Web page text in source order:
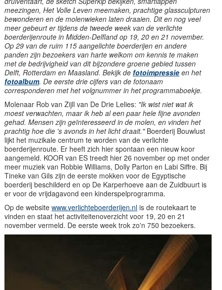
meezingen, Het Volle Leven meemaken, prachtige glassculpturen
bewonderen en de molenwieken laten draaien. Dit en nog veel
meer gebeurt er tijdens de tweede week van de verlichte
boerderijenroute in Midden-Delfland op 19, 20 en 21 november.
Op 29 van de ruim 115 aangelichte boerderijen en andere
panden zijn bezoekers van harte welkom om kennis te maken
met de bedrijvigheid van dit bijzondere groene gebied tussen
Delft, Rotterdam en Maasland. Bekijk de fotoimpressie en het
fotoalbum. De eerste drie cijfers van de fotonaam
corresponderen met het volgnummer in het programmaboekje.
Molenaar Rob van Zijll van De Drie Lelies: "Ik wist niet wat ik
moest verwachten, maar ik heb al een paar hele fijne avonden
gehad. Mensen zijn geïnteresseerd in de molen, en vinden het
prachtig hoe die 's avonds in het licht draait."Boerderij Bouwlust
lijkt het muzikale centrum te worden van de verlichte
boerderijenroute. Er heeft zich hier spontaan een nieuw koor
aangemeld. KOOR van ES treedt hier 26 november op met onder
meer muziek van Robbie Williams, Dolly Parton en Labi Siffre. Bij
Tineke van Gils zijn de eerste mokken voor de Egyptische
boerderij beschilderd en op De Karperhoeve aan de Zuidbuurt is
er voor de vrijdagavond een kinderspelprogramma.
Op de website www.verlichteboerderijen.nl is de routekaart te
vinden en staat het activiteitenoverzicht voor 19, 20 en 21
november vermeld. De eerste week trok zo'n 750 bezoekers.